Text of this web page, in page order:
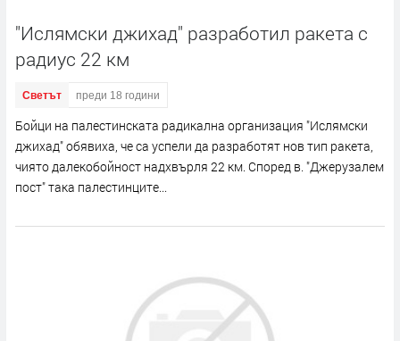
"Ислямски джихад" разработил ракета с
радиус 22 км
Светът преди 18 години
Бойци на палестинската радикална организация "Ислямски
джихад" обявиха, че са успели да разработят нов тип ракета,
чиято далекобойност надхвърля 22 км. Според в. "Джерузалем
пост" така палестинците...